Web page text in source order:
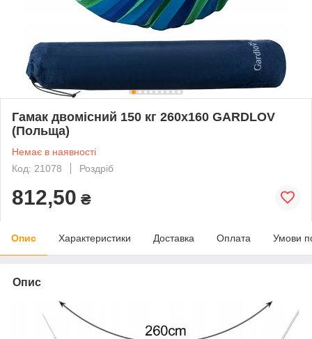
Гамак двомісний 150 кг 260х160 GARDLOV
(Польща)
Немає в наявності
Код: 21078
Роздріб
812,50 ₴
Опис Характеристики Доставка Оплата Умови
Опис